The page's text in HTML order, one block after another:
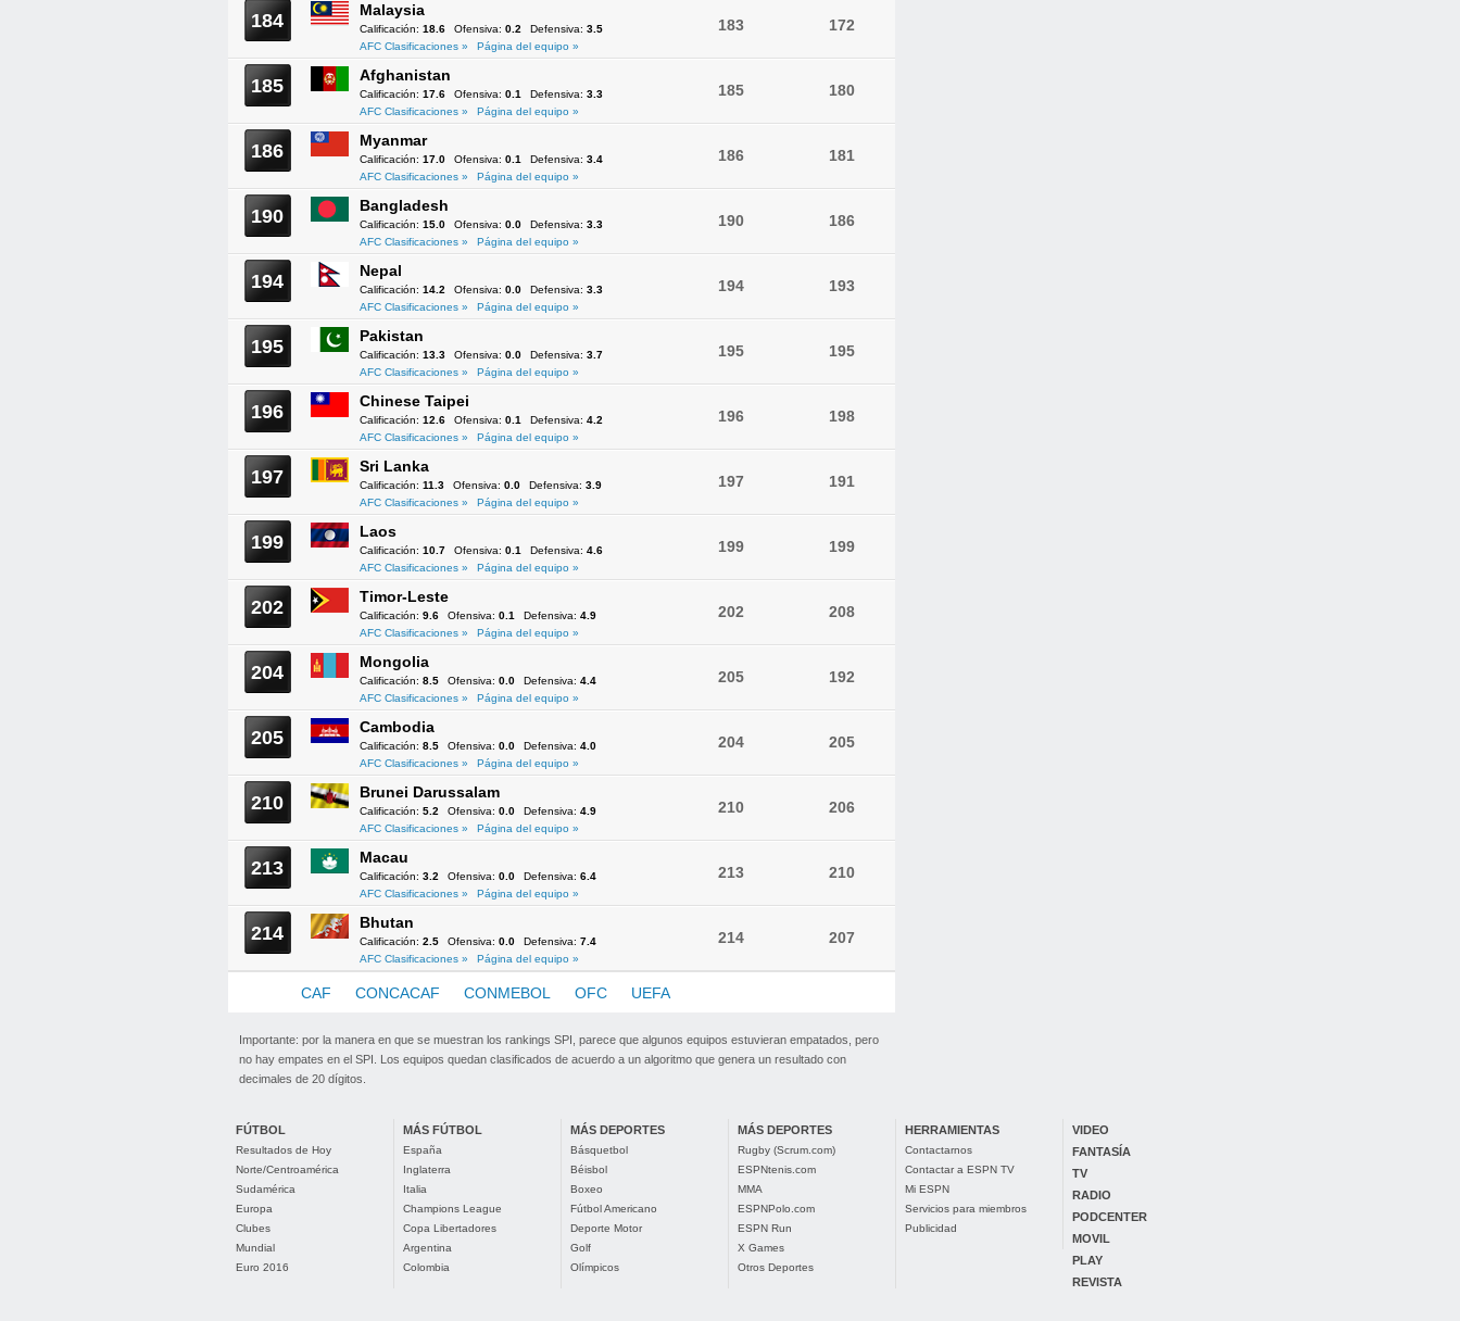
184 Malaysia
Calificación: 18.6 Ofensiva: 0.2 Defensiva: 3.5
AFC Clasificaciones »
Página del equipo »
183 172
185 Afghanistan
Calificación: 17.6 Ofensiva: 0.1 Defensiva: 3.3
AFC Clasificaciones »
Página del equipo »
185 180
186 Myanmar
Calificación: 17.0 Ofensiva: 0.1 Defensiva: 3.4
AFC Clasificaciones »
Página del equipo »
186 181
190 Bangladesh
Calificación: 15.0 Ofensiva: 0.0 Defensiva: 3.3
AFC Clasificaciones »
Página del equipo »
190 186
194 Nepal
Calificación: 14.2 Ofensiva: 0.0 Defensiva: 3.3
AFC Clasificaciones »
Página del equipo »
194 193
195 Pakistan
Calificación: 13.3 Ofensiva: 0.0 Defensiva: 3.7
AFC Clasificaciones »
Página del equipo »
195 195
196 Chinese Taipei
Calificación: 12.6 Ofensiva: 0.1 Defensiva: 4.2
AFC Clasificaciones »
Página del equipo »
196 198
197 Sri Lanka
Calificación: 11.3 Ofensiva: 0.0 Defensiva: 3.9
AFC Clasificaciones »
Página del equipo »
197 191
199 Laos
Calificación: 10.7 Ofensiva: 0.1 Defensiva: 4.6
AFC Clasificaciones »
Página del equipo »
199 199
202 Timor-Leste
Calificación: 9.6 Ofensiva: 0.1 Defensiva: 4.9
AFC Clasificaciones »
Página del equipo »
202 208
204 Mongolia
Calificación: 8.5 Ofensiva: 0.0 Defensiva: 4.4
AFC Clasificaciones »
Página del equipo »
205 192
205 Cambodia
Calificación: 8.5 Ofensiva: 0.0 Defensiva: 4.0
AFC Clasificaciones »
Página del equipo »
204 205
210 Brunei Darussalam
Calificación: 5.2 Ofensiva: 0.0 Defensiva: 4.9
AFC Clasificaciones »
Página del equipo »
210 206
213 Macau
Calificación: 3.2 Ofensiva: 0.0 Defensiva: 6.4
AFC Clasificaciones »
Página del equipo »
213 210
214 Bhutan
Calificación: 2.5 Ofensiva: 0.0 Defensiva: 7.4
AFC Clasificaciones »
Página del equipo »
214 207
CAF CONCACAF CONMEBOL OFC UEFA
Importante: por la manera en que se muestran los rankings SPI, parece que algunos equipos estuvieran empatados, pero
no hay empates en el SPI. Los equipos quedan clasificados de acuerdo a un algoritmo que genera un resultado con
decimales de 20 dígitos.
FÚTBOL
Resultados de Hoy
Norte/Centroamérica
Sudamérica
Europa
Clubes
Mundial
Euro 2016
MÁS FÚTBOL
España
Inglaterra
Italia
Champions League
Copa Libertadores
Argentina
Colombia
MÁS DEPORTES
Básquetbol
Béisbol
Boxeo
Fútbol Americano
Deporte Motor
Golf
Olímpicos
MÁS DEPORTES
Rugby (Scrum.com)
ESPNtenis.com
MMA
ESPNPolo.com
ESPN Run
X Games
Otros Deportes
HERRAMIENTAS
Contactarnos
Contactar a ESPN TV
Mi ESPN
Servicios para miembros
Publicidad
VIDEO
FANTASÍA
TV
RADIO
PODCENTER
MOVIL
PLAY
REVISTA